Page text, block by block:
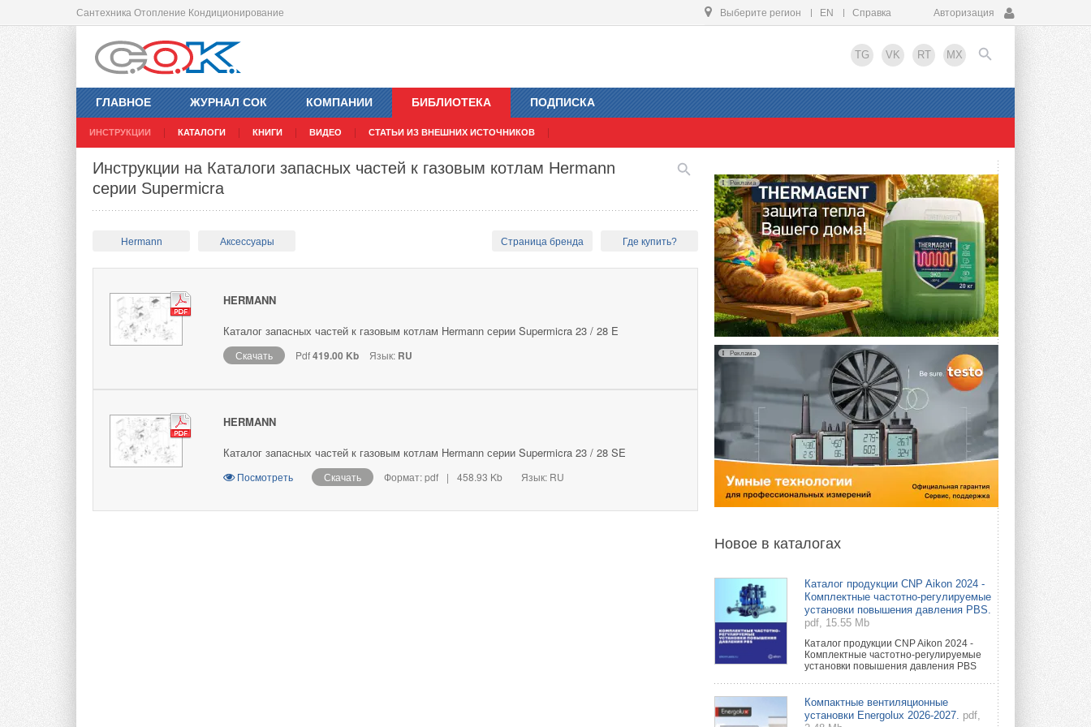
Сантехника Отопление Кондиционирование Выберите регион EN Справка Авторизация
TG VK RT MX
ГЛАВНОЕ ЖУРНАЛ СОК КОМПАНИИ БИБЛИОТЕКА
ИНСТРУКЦИИ КАТАЛОГИ КНИГИ ВИДЕО СТАТЬИ ИЗ ВНЕШНИХ ИСТОЧНИКОВ
ПОДПИСКА
EN
Инструкции на Каталоги запасных частей к газовым котлам Hermann
серии Supermicra
Hermann Аксессуары Страница бренда Где купить?
HERMANN
Каталог запасных частей к газовым котлам Hermann серии Supermicra 23 / 28 E
Скачать Pdf419.00 Kb Язык: RU
HERMANN
Каталог запасных частей к газовым котлам Hermann серии Supermicra 23 / 28 SE
Посмотреть Скачать Формат: pdf | 458.93 Kb Язык: RU
Реклама
Реклама
Новое в каталогах
Каталог продукции CNP Aikon 2024 -
Комплектные частотно-регулируемые
установки повышения давления PBS.
pdf, 15.55 Mb
Каталог продукции CNP Aikon 2024 -
Комплектные частотно-регулируемые
установки повышения давления PBS
Компактные вентиляционные
установки Energolux 2026-2027. pdf,